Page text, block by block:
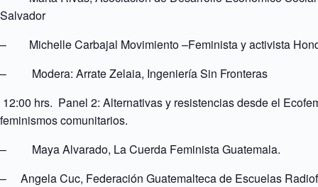
Salvador
– Michelle Carbajal Movimiento –Feminista y activista
– Modera: Arrate Zelaia, Ingeniería Sin Fronteras
12:00 hrs. Panel 2: Alternativas y resistencias desde el
feminismos comunitarios.
– Maya Alvarado, La Cuerda Feminista Guatemala.
– Angela Cuc, Federación Guatemalteca de Escuelas